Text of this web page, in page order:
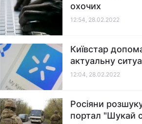
охочих
12:54, 28.02.2022
Київстар
актуальну
12:04, 28.02.2022
Росіяни
портал "Шукай